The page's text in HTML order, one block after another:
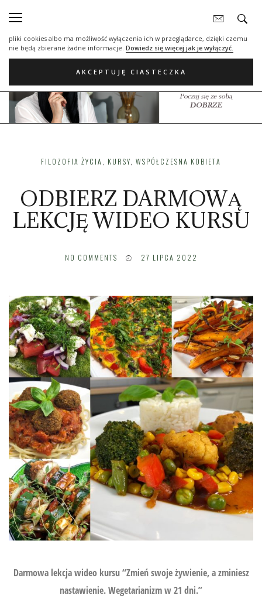
statystycznych, reklamowych oraz funkcjonalnych. Dzięki nim możemy
pliki cookies albo ma możliwość wyłączenia ich w przeglądarce, dzięki czemu
nie będą zbierane żadne informacje. Dowiedz się więcej jak je wyłączyć.
AKCEPTUJĘ CIASTECZKA
FILOZOFIA ŻYCIA , KURSY, WSPÓŁCZESNA KOBIETA
ODBIERZ DARMOWĄ
LEKCJĘ WIDEO KURSU
NO COMMENTS 27 LIPCA 2022
Darmowa lekcja wideo kursu “Zmień swoje żywienie, a zminiesz
nastawienie. Wegetarianizm w 21 dni.”